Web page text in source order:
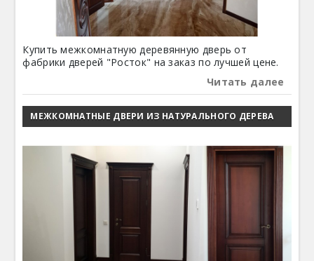
Купить межкомнатную деревянную дверь от
фабрики дверей "Росток" на заказ по лучшей цене.
Читать далее
МЕЖКОМНАТНЫЕ ДВЕРИ ИЗ НАТУРАЛЬНОГО ДЕРЕВА